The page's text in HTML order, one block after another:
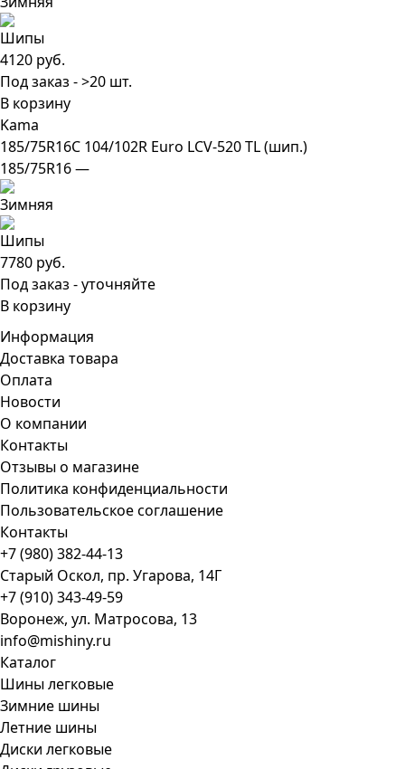
4120 руб.
Под заказ - >20 шт.
В корзину
Kama
185/75R16C 104/102R Euro LCV-520 TL (шип.)
185/75R16 —
7780 руб.
Под заказ - уточняйте
В корзину
Информация
Доставка товара
Оплата
Новости
О компании
Контакты
Отзывы о магазине
Политика конфиденциальности
Пользовательское соглашение
Контакты
+7 (980) 382-44-13
Старый Оскол, пр. Угарова, 14Г
+7 (910) 343-49-59
Воронеж, ул. Матросова, 13
info@mishiny.ru
Каталог
Шины легковые
Зимние шины
Летние шины
Диски легковые